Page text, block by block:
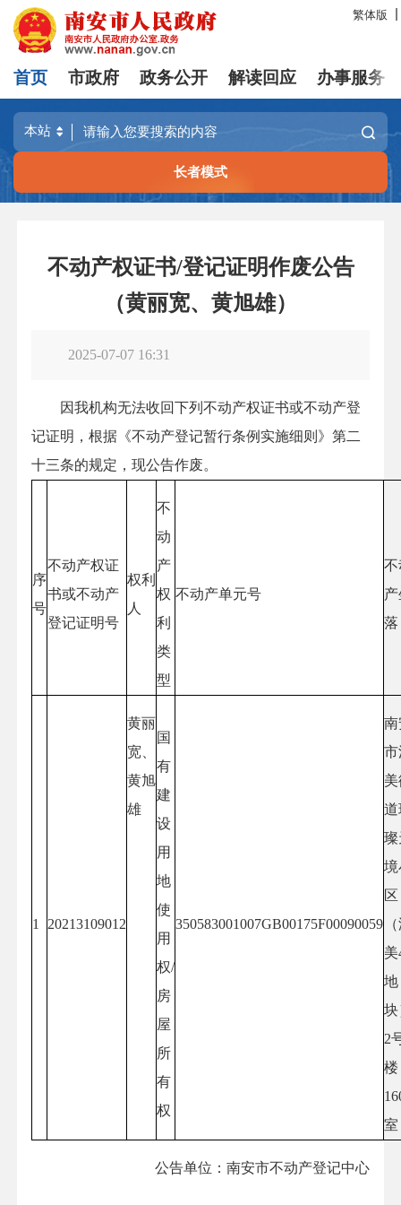
繁体版
首页 市政府 政务公开 解读回应 办事服务
长者模式
不动产权证书/登记证明作废公告
（黄丽宽、黄旭雄）
2025-07-07 16:31
因我机构无法收回下列不动产权证书或不动产登
记证明，根据《不动产登记暂行条例实施细则》第二
十三条的规定，现公告作废。
序
号
不动产权证
书或不动产
登记证明号
权利
人
不
动
产
权
利
类
型
不动产单元号
不
落
1 20213109012
黄丽
宽、
黄旭
雄
国
有
建
设
用
地
使
用
权/
房
屋
所
有
权
350583001007GB00175F00090059
南
市
道
璨
境
区
美
地
块
2
楼
室
公告单位：南安市不动产登记中心